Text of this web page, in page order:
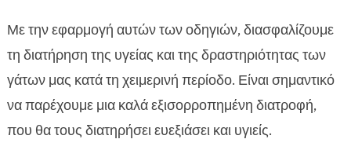
Με την εφαρμογή αυτών των οδηγιών, διασφαλίζουμε
τη διατήρηση της υγείας και της δραστηριότητας των
γάτων μας κατά τη χειμερινή περίοδο. Είναι σημαντικό
να παρέχουμε μια καλά εξισορροπημένη διατροφή,
που θα τους διατηρήσει ευεξιάσει και υγιείς.